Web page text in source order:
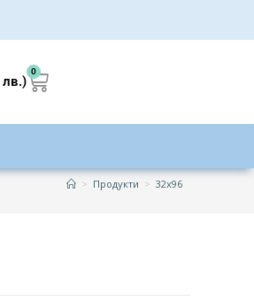
лв.)
0
> Продукти > 32x96